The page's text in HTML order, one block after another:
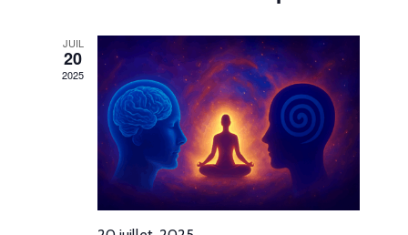
vues
JUIL
20
2025